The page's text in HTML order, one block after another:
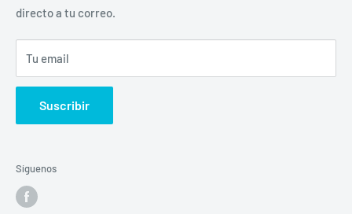
Contacto
Sucursales
Buscar
directo a tu correo.
Tu email
Suscribir
Síguenos